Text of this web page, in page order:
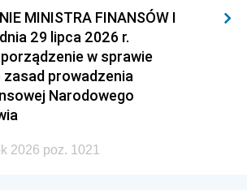
MINISTRA FINANSÓW I
29 lipca 2026 r.
w sprawie
prowadzenia
Narodowego
2026 poz. 1021